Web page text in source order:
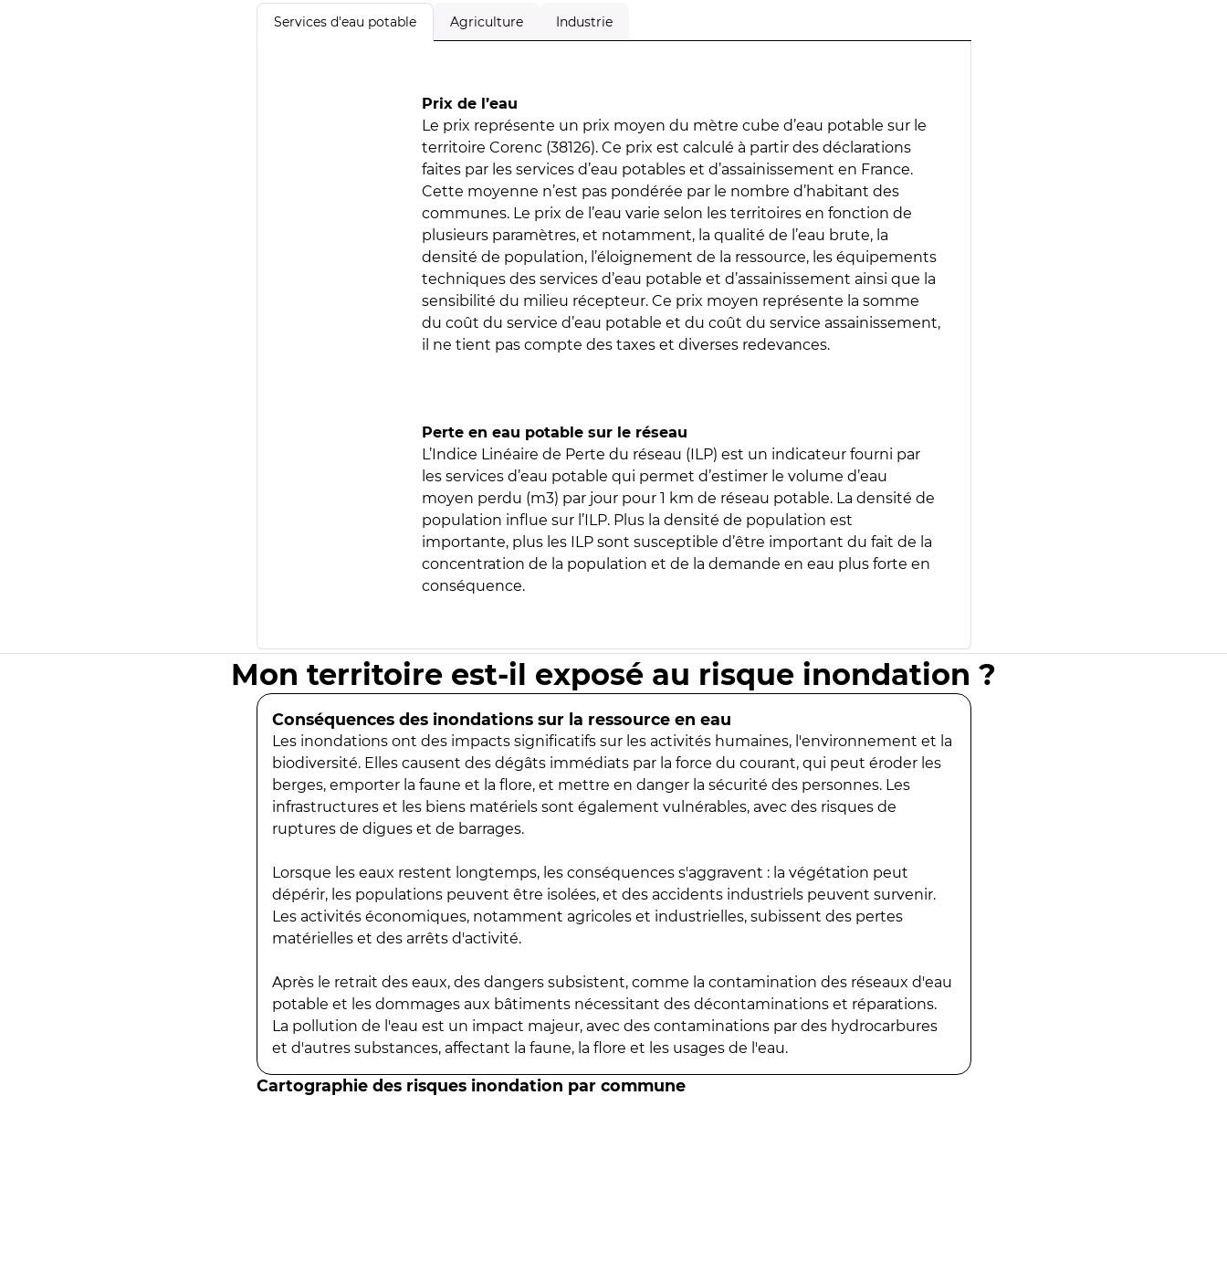
Services d'eau potable Agriculture Industrie
Prix de l’eau
Le prix représente un prix moyen du mètre cube d’eau potable sur le
territoire Corenc (38126). Ce prix est calculé à partir des déclarations
faites par les services d’eau potables et d’assainissement en France.
Cette moyenne n’est pas pondérée par le nombre d’habitant des
communes. Le prix de l’eau varie selon les territoires en fonction de
plusieurs paramètres, et notamment, la qualité de l’eau brute, la
densité de population, l’éloignement de la ressource, les équipements
techniques des services d’eau potable et d’assainissement ainsi que la
sensibilité du milieu récepteur. Ce prix moyen représente la somme
du coût du service d’eau potable et du coût du service assainissement,
il ne tient pas compte des taxes et diverses redevances.
Perte en eau potable sur le réseau
L’Indice Linéaire de Perte du réseau (ILP) est un indicateur fourni par
les services d’eau potable qui permet d’estimer le volume d’eau
moyen perdu (m3) par jour pour 1 km de réseau potable. La densité de
population influe sur l’ILP. Plus la densité de population est
importante, plus les ILP sont susceptible d’être important du fait de la
concentration de la population et de la demande en eau plus forte en
conséquence.
Mon territoire est-il exposé au risque inondation ?
Conséquences des inondations sur la ressource en eau
Les inondations ont des impacts significatifs sur les activités humaines, l'environnement et la
biodiversité. Elles causent des dégâts immédiats par la force du courant, qui peut éroder les
berges, emporter la faune et la flore, et mettre en danger la sécurité des personnes. Les
infrastructures et les biens matériels sont également vulnérables, avec des risques de
ruptures de digues et de barrages.
Lorsque les eaux restent longtemps, les conséquences s'aggravent : la végétation peut
dépérir, les populations peuvent être isolées, et des accidents industriels peuvent survenir.
Les activités économiques, notamment agricoles et industrielles, subissent des pertes
matérielles et des arrêts d'activité.
Après le retrait des eaux, des dangers subsistent, comme la contamination des réseaux d'eau
potable et les dommages aux bâtiments nécessitant des décontaminations et réparations.
La pollution de l'eau est un impact majeur, avec des contaminations par des hydrocarbures
et d'autres substances, affectant la faune, la flore et les usages de l'eau.
Cartographie des risques inondation par commune